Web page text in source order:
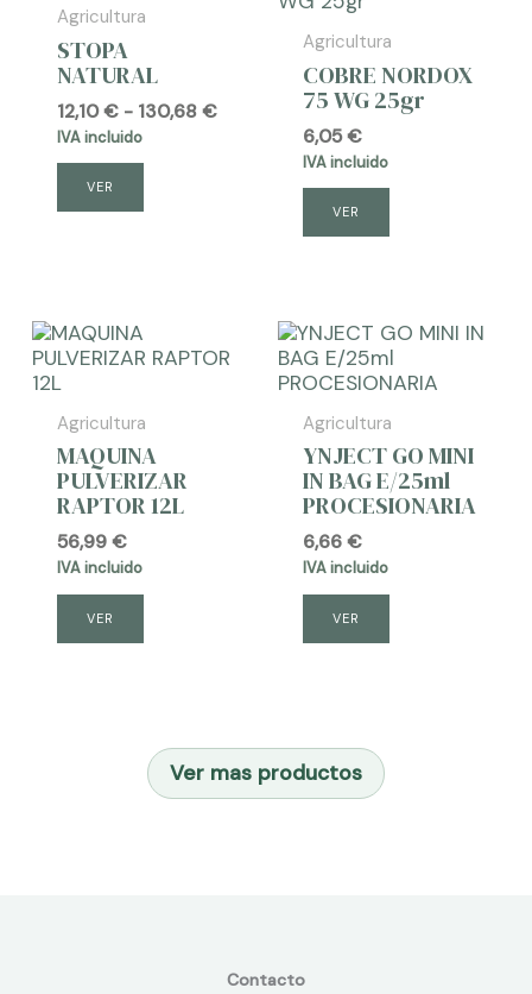
Agricultura
STOPA
NATURAL
12,10€ - 130,68€Rango
IVA incluido
VER
Agricultura
COBRE NORDOX
75 WG 25gr
6,05€
IVA incluido
VER
Agricultura
MAQUINA
PULVERIZAR
RAPTOR 12L
56,99€
IVA incluido
VER
Agricultura
YNJECT GO MINI
IN BAG E/25ml
PROCESIONARIA
6,66€
IVA incluido
VER
Ver mas productos
Contacto